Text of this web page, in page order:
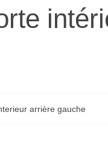
arrière gauche